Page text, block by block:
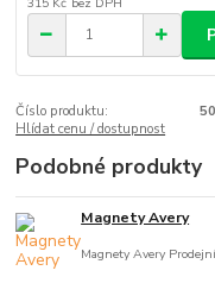
Číslo produktu:
Hlídat cenu / dostupnost
Podobné produkty
Magnety Avery
Magnety Avery